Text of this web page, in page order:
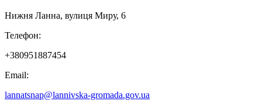
Нижня Ланна, вулиця Миру, 6
Телефон:
+380951887454
Email:
lannatsnap@lannivska-gromada.gov.ua